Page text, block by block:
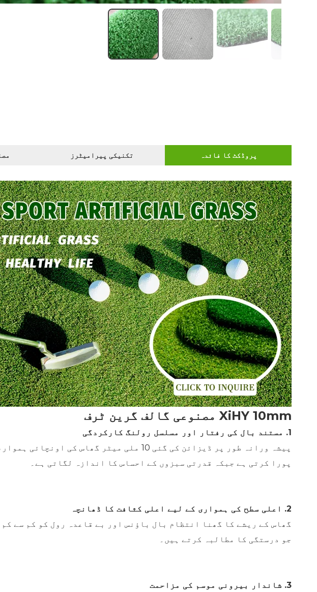
پروڈکٹ کا فائدہ تکنیکی پیرامیٹرز
XiHY 10mm مصنوعی گالف گرین ٹرف
1. مستند بال کی رفتار اور مسلسل رولنگ کارکردگی
پیشہ ورانہ طور پر ڈیزائن کی گئی 10 ملی
پورا کرتی ہے جبکہ قدرتی سبزوں کے احساس کا اندازہ لگاتی ہے۔
2. اعلی سطح کی ہمواری کے لیے اعلی کثافت کا ڈھانچہ
گھاس کے ریشے کا گھنا انتظام بال باؤنس اور بے قاعدہ رول کو کم سے
جو درستگی کا مطالبہ کرتے ہیں۔
3. شاندار بیرونی موسم کی مزاحمت